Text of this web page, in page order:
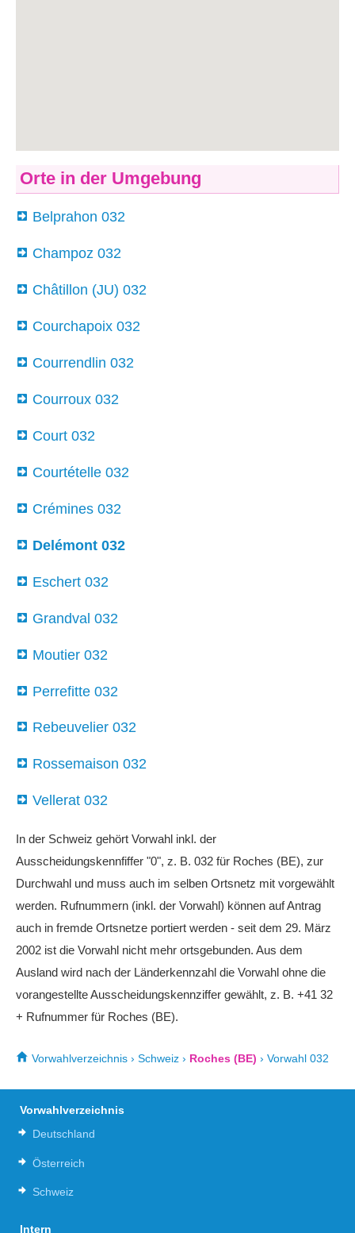
Orte in der Umgebung
Belprahon 032
Champoz 032
Châtillon (JU) 032
Courchapoix 032
Courrendlin 032
Courroux 032
Court 032
Courtételle 032
Crémines 032
Delémont 032
Eschert 032
Grandval 032
Moutier 032
Perrefitte 032
Rebeuvelier 032
Rossemaison 032
Vellerat 032
In der Schweiz gehört Vorwahl inkl. der
Ausscheidungskennfiffer "0", z. B. 032 für Roches (BE), zur
Durchwahl und muss auch im selben Ortsnetz mit vorgewählt
werden. Rufnummern (inkl. der Vorwahl) können auf Antrag
auch in fremde Ortsnetze portiert werden - seit dem 29. März
2002 ist die Vorwahl nicht mehr ortsgebunden. Aus dem
Ausland wird nach der Länderkennzahl die Vorwahl ohne die
vorangestellte Ausscheidungskennziffer gewählt, z. B. +41 32
+ Rufnummer für Roches (BE).
Vorwahlverzeichnis › Schweiz › Roches (BE) › Vorwahl 032
Vorwahlverzeichnis
Deutschland
Österreich
Schweiz
Intern